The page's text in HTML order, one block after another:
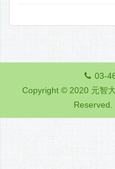
03-
Copyright © 2020 元智
Reserved.